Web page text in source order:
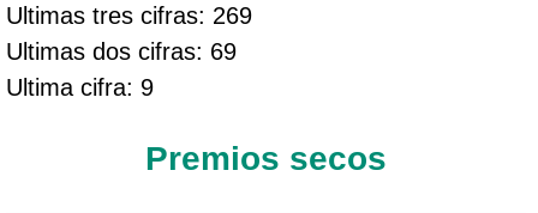
Ultimas tres cifras: 269
Ultimas dos cifras: 69
Ultima cifra: 9
Premios secos